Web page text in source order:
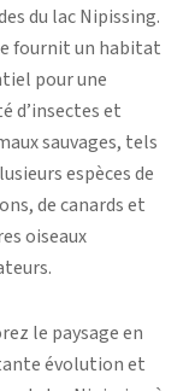
du lac Nipissing.
fournit un habitat
pour une
d’insectes et
sauvages, tels
espèces de
de canards et
oiseaux
le paysage en
évolution et